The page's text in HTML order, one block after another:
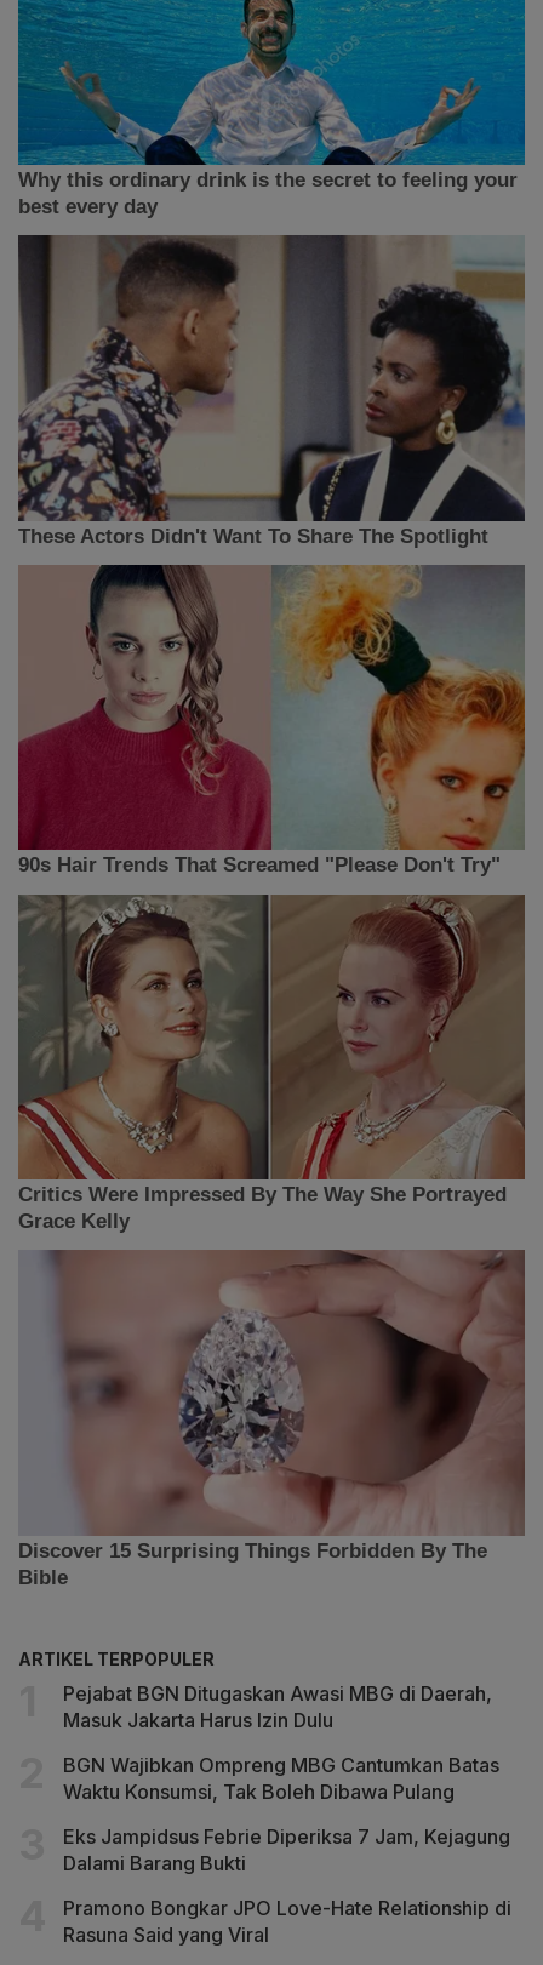
ARTIKEL TERPOPULER
Pejabat BGN Ditugaskan Awasi MBG di Daerah,
Masuk Jakarta Harus Izin Dulu
BGN Wajibkan Ompreng MBG Cantumkan Batas
Waktu Konsumsi, Tak Boleh Dibawa Pulang
Eks Jampidsus Febrie Diperiksa 7 Jam, Kejagung
Dalami Barang Bukti
Pramono Bongkar JPO Love-Hate Relationship di
Rasuna Said yang Viral